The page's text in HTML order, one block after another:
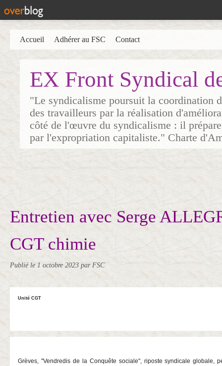
EX Front Syndical
"Le syndicalisme poursuit la coordination
des travailleurs par la réalisation
côté de l'œuvre du syndicalisme : il
par l'expropriation capitaliste." Charte
Accueil Adhérer au FSC Contact
Entretien avec Serge
CGT chimie
Publié le 1 octobre 2023 par FSC
Unité CGT
Grèves, "Vendredis de la Conquête sociale", riposte syndicale globale,